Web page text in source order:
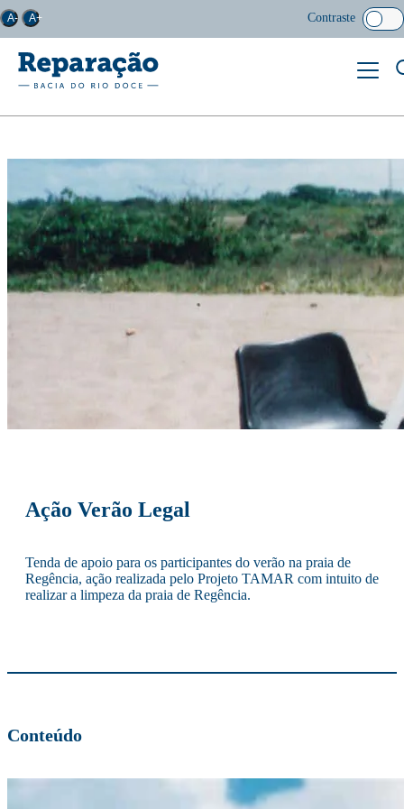
A- A+ Contraste
Ação Verão Legal
Tenda de apoio para os participantes do verão na praia de
Regência, ação realizada pelo Projeto TAMAR com intuito de
realizar a limpeza da praia de Regência.
Conteúdo